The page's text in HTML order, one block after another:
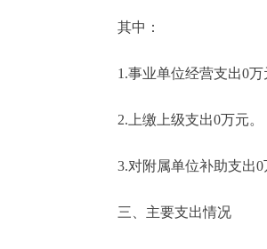
其中：
1.事业单位经营支出0万
2.上缴上级支出0万元。
3.对附属单位补助支出0
三、主要支出情况